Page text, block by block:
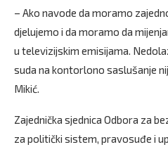
– Ako navode da moramo
djelujemo i da moramo da
u televizijskim emisijama.
suda na kontorlono saslušanje
Mikić.
Zajednička sjednica Odbora za
za politički sistem, pravosuđe i